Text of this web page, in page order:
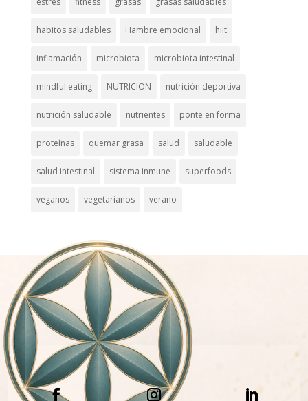
habitos saludables Hambre emocional hiit
inflamación microbiota microbiota intestinal
mindful eating NUTRICION nutrición deportiva
nutrición saludable nutrientes ponte en forma
proteínas quemar grasa salud saludable
salud intestinal sistema inmune superfoods
veganos vegetarianos verano